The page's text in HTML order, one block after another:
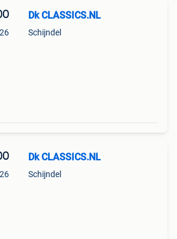
Dk CLASSICS.NL
Schijndel
Dk CLASSICS.NL
Schijndel